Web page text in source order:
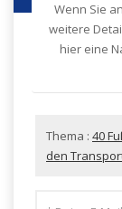
Wenn Sie
weitere
hier eine
Thema : 40
den